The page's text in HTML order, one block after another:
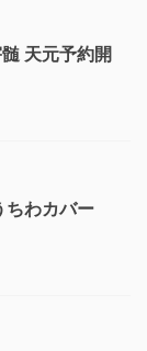
天元予約開
ちわカバー